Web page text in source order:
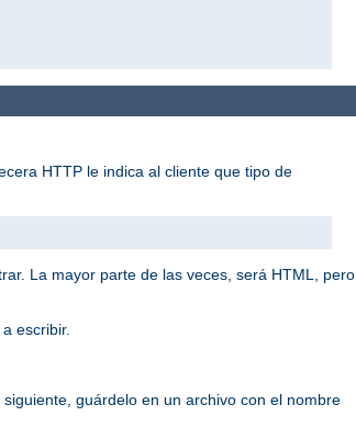
HTTP le indica al cliente que tipo de
La mayor parte de las veces, será HTML, pero
escribir.
guárdelo en un archivo con el nombre